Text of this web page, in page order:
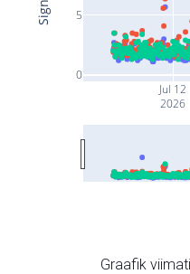
Jul 12
2026
0
5
Graafik